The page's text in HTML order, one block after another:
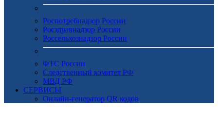
Роспотребнадзор России
Росздравнадзор России
Россельхознадзор России
ФТС России
Следственный комитет РФ
МВД РФ
СЕРВИСЫ
Онлайн-генератор QR кодов